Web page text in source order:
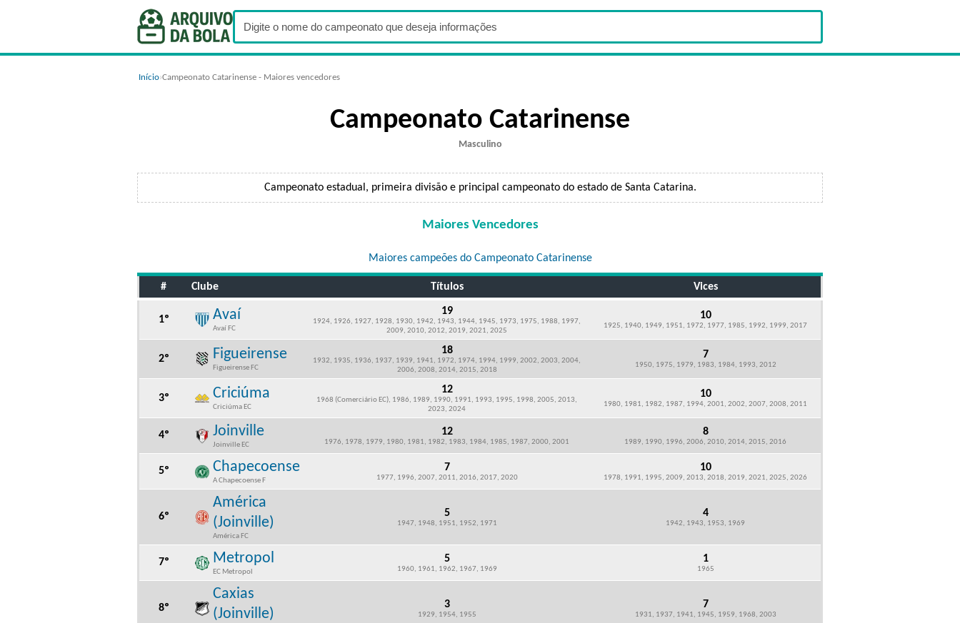
Início›Campeonato Catarinense - Maiores vencedores
Campeonato Catarinense
Masculino
Campeonato estadual, primeira divisão e principal campeonato do estado de Santa Catarina.
Maiores Vencedores
Maiores campeões do Campeonato Catarinense
# Clube Títulos Vices
1º Avaí
Avaí FC
19
1924, 1926, 1927, 1928, 1930, 1942, 1943, 1944, 1945, 1973, 1975, 1988, 1997,
2009, 2010, 2012, 2019, 2021, 2025
10
1925, 1940, 1949, 1951, 1972, 1977, 1985, 1992, 1999, 2017
2º Figueirense
Figueirense FC
18
1932, 1935, 1936, 1937, 1939, 1941, 1972, 1974, 1994, 1999, 2002, 2003, 2004,
2006, 2008, 2014, 2015, 2018
7
1950, 1975, 1979, 1983, 1984, 1993, 2012
3º Criciúma
Criciúma EC
12
1968 (Comerciário EC), 1986, 1989, 1990, 1991, 1993, 1995, 1998, 2005, 2013,
2023, 2024
10
1980, 1981, 1982, 1987, 1994, 2001, 2002, 2007, 2008, 2011
4º Joinville
Joinville EC
12
1976, 1978, 1979, 1980, 1981, 1982, 1983, 1984, 1985, 1987, 2000, 2001
8
1989, 1990, 1996, 2006, 2010, 2014, 2015, 2016
5º Chapecoense
A Chapecoense F
7
1977, 1996, 2007, 2011, 2016, 2017, 2020
10
1978, 1991, 1995, 2009, 2013, 2018, 2019, 2021, 2025, 2026
6º
América
(Joinville)
América FC
5
1947, 1948, 1951, 1952, 1971
4
1942, 1943, 1953, 1969
7º Metropol
EC Metropol
5
1960, 1961, 1962, 1967, 1969
1
1965
8º
Caxias
(Joinville)
3
1929, 1954, 1955
7
1931, 1937, 1941, 1945, 1959, 1968, 2003